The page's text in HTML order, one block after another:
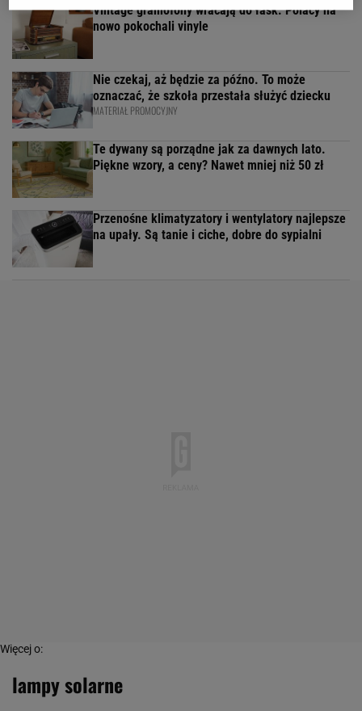
Vintage gramofony wracają do łask. Polacy na
nowo pokochali vinyle
Nie czekaj, aż będzie za późno. To może
oznaczać, że szkoła przestała służyć dziecku
MATERIAŁ PROMOCYJNY
Te dywany są porządne jak za dawnych lato.
Piękne wzory, a ceny? Nawet mniej niż 50 zł
Przenośne klimatyzatory i wentylatory najlepsze
na upały. Są tanie i ciche, dobre do sypialni
Więcej o:
lampy solarne